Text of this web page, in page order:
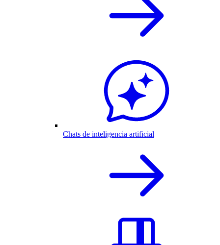
Chats de inteligencia artificial